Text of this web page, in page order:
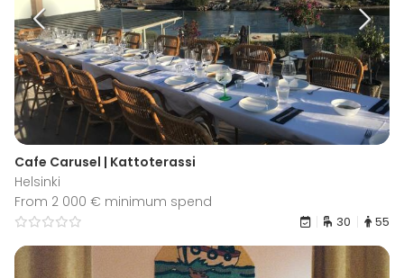
Cafe Carusel | Kattoterassi
Helsinki
From 2 000 € minimum spend
30 55